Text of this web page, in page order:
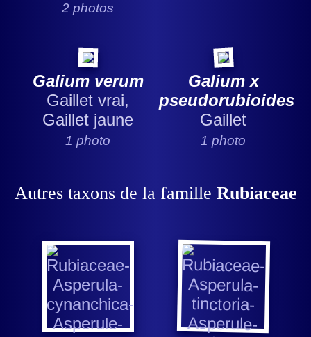
2 photos
Galium verum
Gaillet vrai,
Gaillet jaune
1 photo
Galium x
pseudorubioides
Gaillet
1 photo
Autres taxons de la famille Rubiaceae